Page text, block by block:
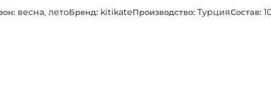
весна, летоБренд: kitikateПроизводство: ТурцияСостав: